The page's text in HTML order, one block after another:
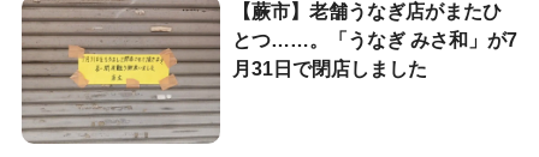
【蕨市】老舗うなぎ店がまたひ
とつ……。「うなぎ みさ和」が7
月31日で閉店しました